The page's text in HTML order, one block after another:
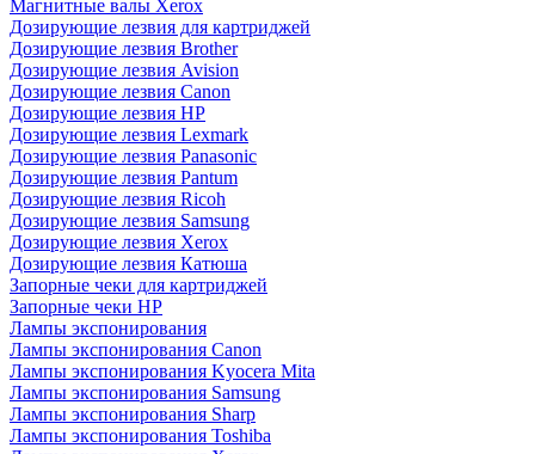
Магнитные валы Xerox
Дозирующие лезвия для картриджей
Дозирующие лезвия Brother
Дозирующие лезвия Avision
Дозирующие лезвия Canon
Дозирующие лезвия HP
Дозирующие лезвия Lexmark
Дозирующие лезвия Panasonic
Дозирующие лезвия Pantum
Дозирующие лезвия Ricoh
Дозирующие лезвия Samsung
Дозирующие лезвия Xerox
Дозирующие лезвия Катюша
Запорные чеки для картриджей
Запорные чеки HP
Лампы экспонирования
Лампы экспонирования Canon
Лампы экспонирования Kyocera Mita
Лампы экспонирования Samsung
Лампы экспонирования Sharp
Лампы экспонирования Toshiba